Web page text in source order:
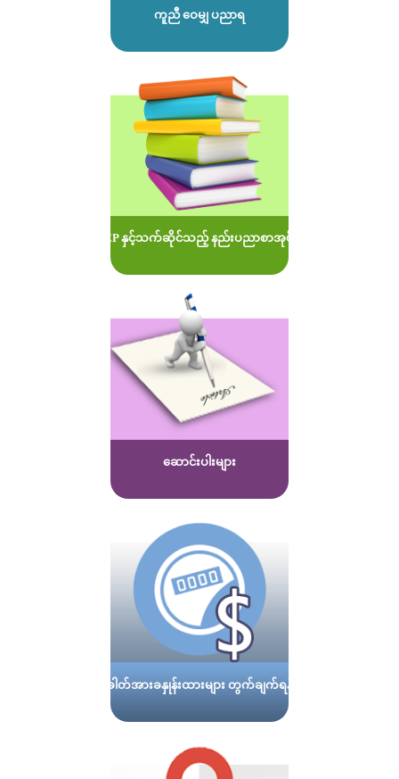
ကူညီ ဝေမျှ ပညာရ
MOEP နှင့်သက်ဆိုင်သည့် နည်းပညာစာအုပ်များ
ဆောင်းပါးများ
ဓါတ်အားခနှုန်းထားများ တွက်ချက်ရန်